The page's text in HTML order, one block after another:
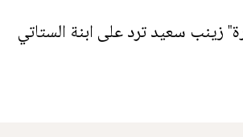
زينب سعيد ترد على ابنة الستاتي